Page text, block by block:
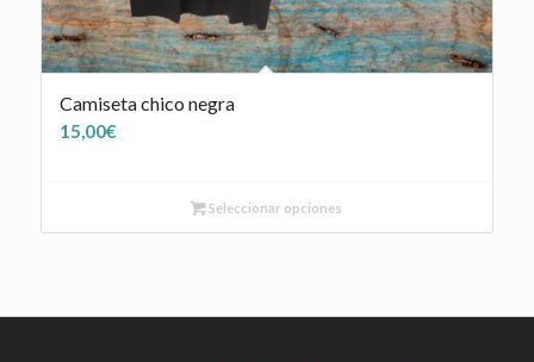
Camiseta chico negra
15,00€
Seleccionar opciones